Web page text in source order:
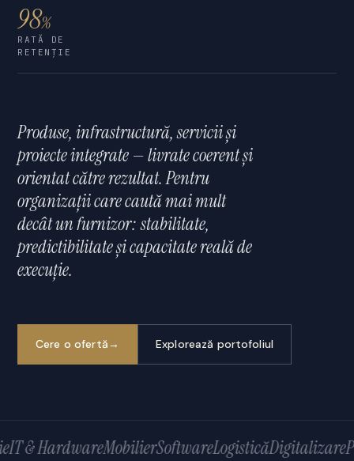
98%
RATĂ DE
RETENȚIE
Produse, infrastructură, servicii și
proiecte integrate — livrate coerent și
orientat către rezultat. Pentru
organizații care caută mai mult
decât un furnizor: stabilitate,
predictibilitate și capacitate reală de
execuție.
Cere o ofertă→ Explorează portofoliul
IT & HardwareMobilierSoftwareLogisticăDigitalizare